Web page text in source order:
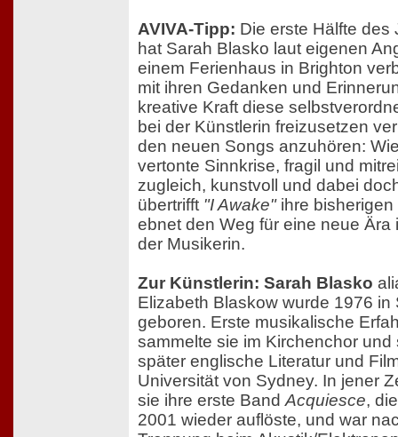
AVIVA-Tipp: Die erste Hälfte des
hat Sarah Blasko laut eigenen
einem Ferienhaus in Brighton
mit ihren Gedanken und
kreative Kraft diese
bei der Künstlerin freizusetzen
den neuen Songs anzuhören:
vertonte Sinnkrise, fragil und
zugleich, kunstvoll und dabei
übertrifft "I Awake"ihre bisherigen
ebnet den Weg für eine neue Ära
der Musikerin.
Zur Künstlerin: Sarah Blasko
Elizabeth Blaskow wurde 1976 in
geboren. Erste musikalische
sammelte sie im Kirchenchor und
später englische Literatur und
Universität von Sydney. In jener
sie ihre erste Band Acquiesce,
2001 wieder auflöste, und war